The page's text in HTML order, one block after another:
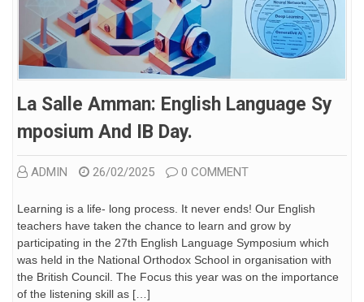
La Salle Amman: English Language Sy
Mposium And IB Day.
ADMIN 26/02/2025 0 COMMENT
Learning is a life- long process. It never ends! Our English
teachers have taken the chance to learn and grow by
participating in the 27th English Language Symposium which
was held in the National Orthodox School in organisation with
the British Council. The Focus this year was on the importance
of the listening skill as […]